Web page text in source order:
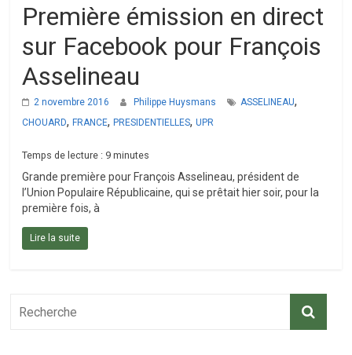
Première émission en direct
sur Facebook pour François
Asselineau
2 novembre 2016 Philippe Huysmans ASSELINEAU,
CHOUARD,FRANCE,PRESIDENTIELLES,UPR
Temps de lecture : 9 minutes
Grande première pour François Asselineau, président de
l’Union Populaire Républicaine, qui se prêtait hier soir, pour la
première fois, à
Lire la suite